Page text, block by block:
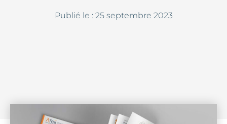
Publié le : 25 septembre 2023